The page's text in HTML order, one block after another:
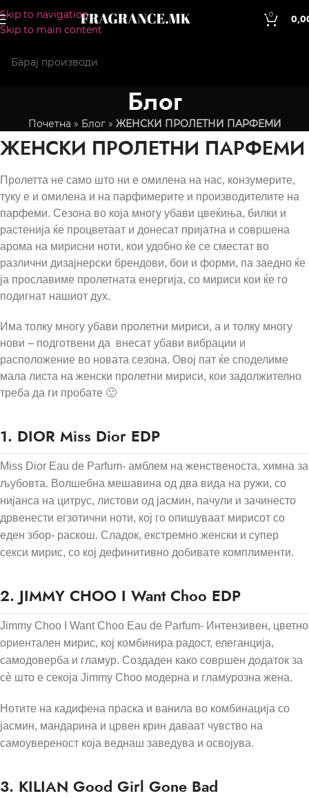
Skip to navigation
Skip to main content
0
Блог
Почетна » Блог» ЖЕНСКИ ПРОЛЕТНИ ПАРФЕМИ
ЖЕНСКИ ПРОЛЕТНИ ПАРФЕМИ
Пролетта не само што ни е омилена на нас, конзумерите,
туку е и омилена и на парфимерите и производителите на
парфеми. Сезона во која многу убави цвеќиња, билки и
растенија ќе процветаат и донесат пријатна и совршена
арома на мирисни ноти, кои удобно ќе се сместат во
различни дизајнерски брендови, бои и форми, па заедно ќе
ја прославиме пролетната енергија, со мириси кои ќе го
подигнат нашиот дух.
И ма толку многу убави пролетни мириси, а и толку многу
нови – подготвени да внесат убави вибрации и
расположение во новата сезона. Овој пат ќе споделиме
мала листа на женски пролетни мириси, кои задолжително
треба да ги пробате 🙂
1. DIOR Miss Dior EDP
Miss Dior Eau de Parfum- амблем на женственоста, химна за
љубовта. Волшебна мешавина од два вида на ружи, со
нијанса на цитрус, листови од јасмин, пачули и зачинесто
дрвенести егзотични ноти, кој го опишуваат мирисот со
еден збор- раскош. Сладок, екстремно женски и супер
секси мирис, со кој дефинитивно добивате комплименти.
2. JIMMY CHOO I Want Choo EDP
Jimmy Choo I Want Choo Eau de Parfum- Интензивен, цветно
ориентален мирис, кој комбинира радост, елеганција,
самодоверба и гламур. Создаден како совршен додаток за
сè што е секоја Jimmy Choo модерна и гламурозна жена.
Нотите на кадифена праска и ванила во комбинација со
јасмин, мандарина и црвен крин даваат чувство на
самоувереност која веднаш заведува и освојува.
3. KILIAN Good Girl Gone Bad